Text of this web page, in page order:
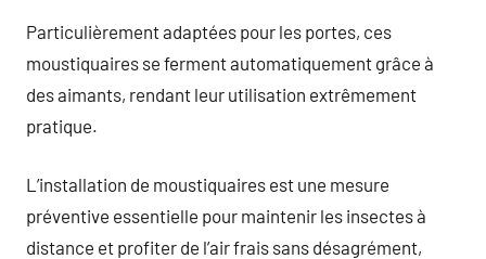
Particulièrement adaptées pour les portes, ces
moustiquaires se ferment automatiquement grâce à
des aimants, rendant leur utilisation extrêmement
pratique.
L’installation de moustiquaires est une mesure
préventive essentielle pour maintenir les insectes à
distance et profiter de l’air frais sans désagrément,